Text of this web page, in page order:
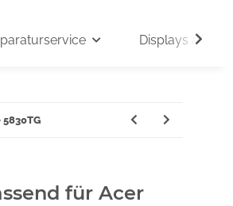
Displays auf
für Acer